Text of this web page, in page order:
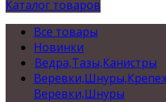
Каталог товаров
Все товары
Новинки
Ведра,Тазы,Канистры
Веревки,Шнуры